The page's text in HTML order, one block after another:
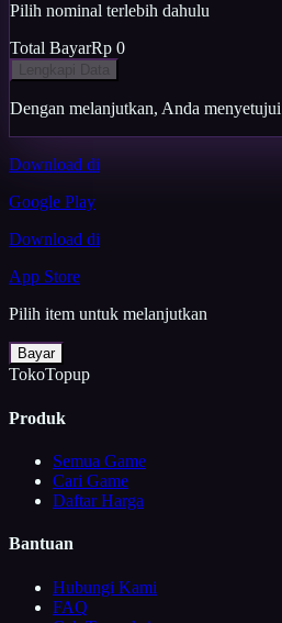
Pilih nominal terlebih dahulu
Total BayarRp 0
Dengan melanjutkan, Anda menyetujui
Download di
Google Play
Download di
App Store
Pilih item untuk melanjutkan
Bayar
TokoTopup
Produk
Semua Game
Cari Game
Daftar Harga
Bantuan
Hubungi Kami
FAQ